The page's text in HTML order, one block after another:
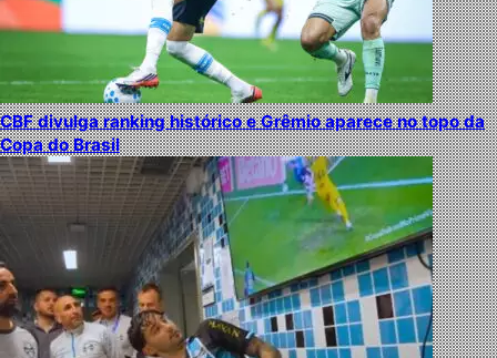
CBF divulga ranking histórico e Grêmio aparece no topo da
Copa do Brasil